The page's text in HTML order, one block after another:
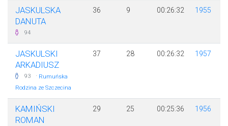
JASKULSKA
DANUTA
94
36 9 00:26:32 1955
JASKULSKI
ARKADIUSZ
93 · Rumuńska
Rodzina ze Szczecina
37 28 00:26:32 1957
KAMIŃSKI
ROMAN
29 25 00:25:36 1956